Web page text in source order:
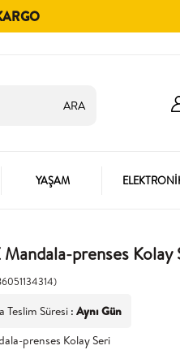
YAŞAM
prenses Kolay
Teslim Süresi : Aynı Gün
prenses Kolay Seri